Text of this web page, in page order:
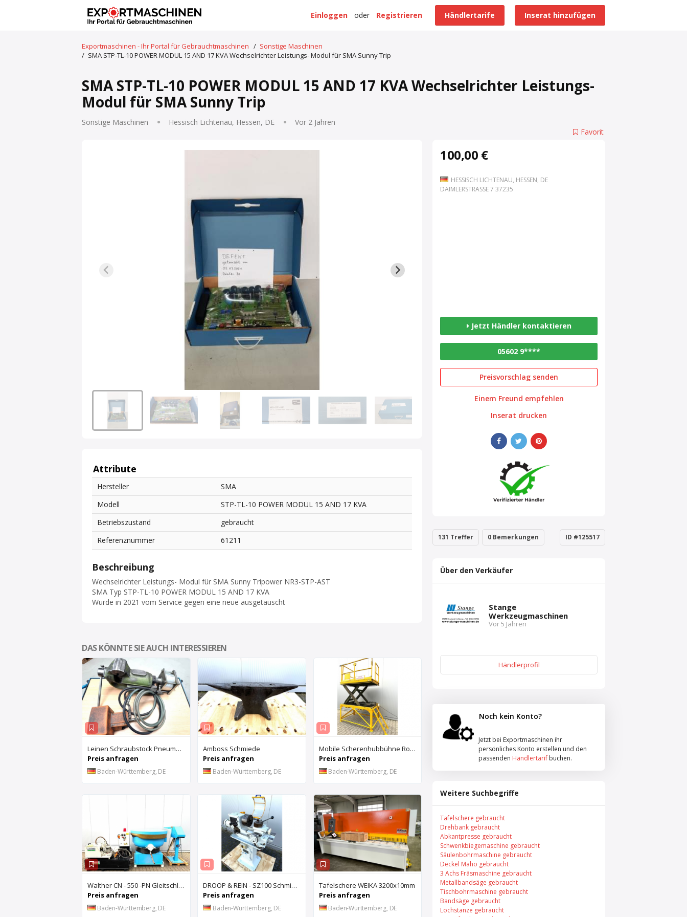
Inserat hinzufügen
Händlertarife
Registrieren
oder
Einloggen
Exportmaschinen - Ihr Portal für Gebrauchtmaschinen / Sonstige Maschinen
/ SMA STP-TL-10 POWER MODUL 15 AND 17 KVA Wechselrichter Leistungs- Modul für SMA Sunny Trip
SMA STP-TL-10 POWER MODUL 15 AND 17 KVA Wechselrichter Leistungs-
Modul für SMA Sunny Trip
Sonstige Maschinen Hessisch Lichtenau, Hessen, DE Vor 2 Jahren
Attribute
Hersteller
SMA
Modell
STP-TL-10 POWER MODUL 15 AND 17 KVA
Betriebszustand
gebraucht
Referenznummer
61211
Beschreibung
Wechselrichter Leistungs- Modul für SMA Sunny Tripower NR3-STP-AST
SMA Typ STP-TL-10 POWER MODUL 15 AND 17 KVA
Wurde in 2021 vom Service gegen eine neue ausgetauscht
DAS KÖNNTE SIE AUCH INTERESSIEREN
Leinen Schraubstock Pneumatisch
Preis anfragen
Baden-Württemberg, DE
Amboss Schmiede
Preis anfragen
Baden-Württemberg, DE
Mobile Scherenhubbühne Rothe Benkmann
Preis anfragen
Baden-Württemberg, DE
Walther CN - 550 -PN Gleitschleifanlage u. Rösler Z300 Turbo Floc Zentrifuge
Preis anfragen
Baden-Württemberg, DE
DROOP & REIN - SZ100 Schmiernutenziehmaschine
Preis anfragen
Baden-Württemberg, DE
Tafelschere WEIKA 3200x10mm
Preis anfragen
Baden-Württemberg, DE
Favorit
100,00 €
HESSISCH LICHTENAU, HESSEN, DE
DAIMLERSTRASSE 7 37235
Jetzt Händler kontaktieren
05602 9****
Preisvorschlag senden
Einem Freund empfehlen
Inserat drucken
131 Treffer 0 Bemerkungen ID #125517
Über den Verkäufer
Stange
Werkzeugmaschinen
Vor 5 Jahren
Händlerprofil
Noch kein Konto?
Jetzt bei Exportmaschinen ihr
persönliches Konto erstellen und den
passenden Händlertarif buchen.
Weitere Suchbegriffe
Tafelschere gebraucht
Drehbank gebraucht
Abkantpresse gebraucht
Schwenkbiegemaschine gebraucht
Säulenbohrmaschine gebraucht
Deckel Maho gebraucht
3 Achs Fräsmaschine gebraucht
Metallbandsäge gebraucht
Tischbohrmaschine gebraucht
Bandsäge gebraucht
Lochstanze gebraucht